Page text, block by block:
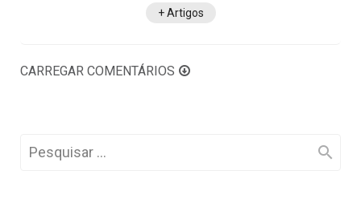
+ Artigos
CARREGAR COMENTÁRIOS